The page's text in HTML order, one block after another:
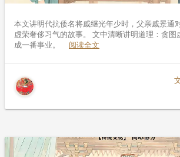
本文讲明代抗倭名将戚继光年少时，父亲戚景通
虚荣奢侈习气的故事。 文中清晰讲明道理：贪图
成一番事业。 阅读全文